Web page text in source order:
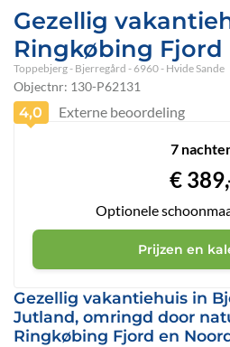
Gezellig
Ringkøbing Fjord
Toppebjerg - Bjerregård - 6960 - Hvide Sande
Objectnr: 130-P62131
Gezellig vakantiehuis in
Jutland, omringd door
Ringkøbing Fjord en
4,0 Externe beoordeling
7
€
Optionele
Prijzen en